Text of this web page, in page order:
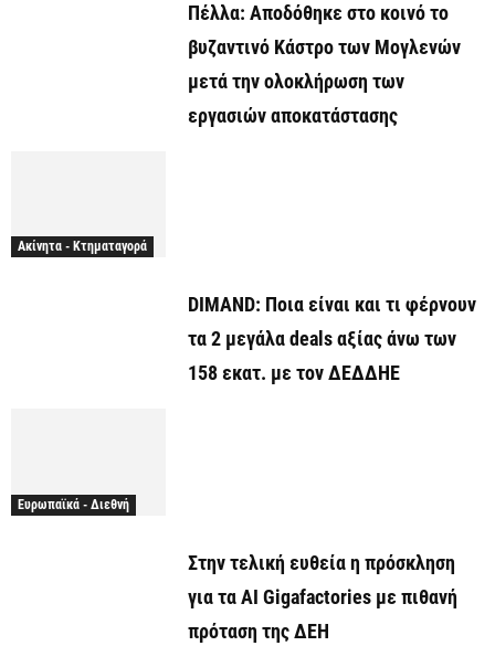
Πέλλα: Αποδόθηκε στο κοινό το
βυζαντινό Κάστρο των Μογλενών
μετά την ολοκλήρωση των
εργασιών αποκατάστασης
Ακίνητα - Κτηματαγορά
DIMAND: Ποια είναι και τι φέρνουν
τα 2 μεγάλα deals αξίας άνω των
158 εκατ. με τον ΔΕΔΔΗΕ
Ευρωπαϊκά - Διεθνή
Στην τελική ευθεία η πρόσκληση
για τα AI Gigafactories με πιθανή
πρόταση της ΔΕΗ